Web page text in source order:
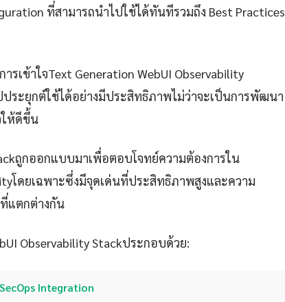
ที่สามารถนำไปใช้ได้ทันทีรวมถึง Best Practices
รเข้าใจText Generation WebUI Observability
ระยุกต์ใช้ได้อย่างมีประสิทธิภาพไม่ว่าจะเป็นการพัฒนา
ห้ดีขึ้น
ถูกออกแบบมาเพื่อตอบโจทย์ความต้องการใน
โดยเฉพาะซึ่งมีจุดเด่นที่ประสิทธิภาพสูงและความ
แตกต่างกัน
Observability Stackประกอบด้วย:
Integration